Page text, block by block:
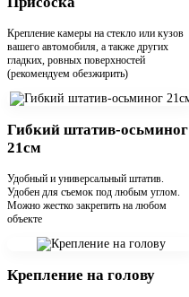
Крепление камеры на стекло или кузов
вашего автомобиля, а также других
гладких, ровных поверхностей
(рекомендуем обезжирить)
Гибкий штатив-осьминог
21см
Удобный и универсальный штатив.
Удобен для съемок под любым углом.
Можно жестко закрепить на любом
объекте
Крепление на голову